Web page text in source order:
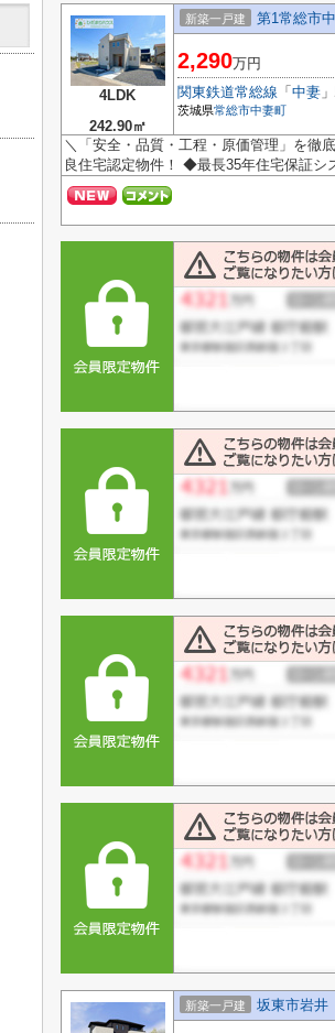
4LDK
242.90㎡
新築一戸建 第1常総市
2,290万円
関東鉄道常総線 「 中妻
茨城県常総市中妻町
＼「安全・品質・工程・原価管理」を
良住宅認定物件！ ◆最長35年住宅保証
新築一戸建 坂東市岩